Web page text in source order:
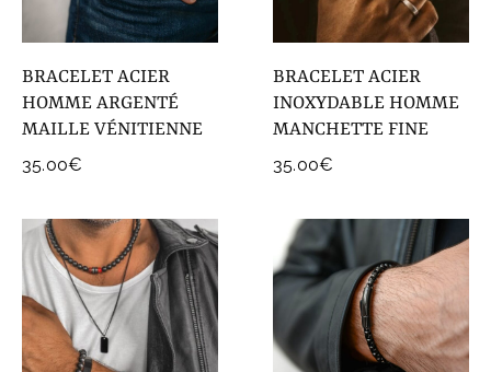
BRACELET ACIER
HOMME ARGENTÉ
MAILLE VÉNITIENNE
35.00€
BRACELET ACIER
INOXYDABLE HOMME
MANCHETTE FINE
35.00€